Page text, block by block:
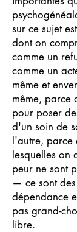
sur ce sujet
dont on
comme un
comme un
même et
même, parce
pour poser
d'un soin de
l'autre, parce
lesquelles on
peur ne sont
— ce sont
dépendance
pas grand-
libre.